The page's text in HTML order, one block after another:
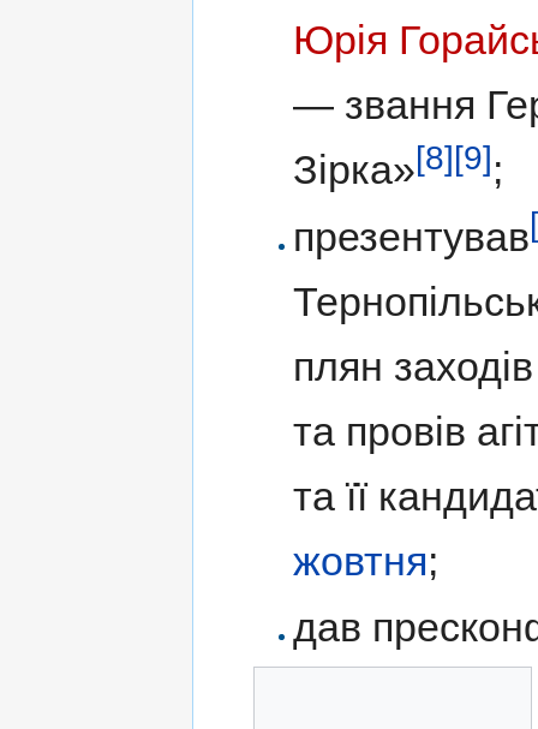
Юрія
— звання
Зірка»[8][9];
презентував
плян
та провів
та її
жовтня;
дав